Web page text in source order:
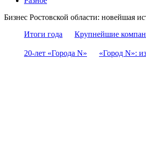
Бизнес Ростовской области: новейшая
Итоги года
Крупнейшие
20-лет «Города N» «Город N»: